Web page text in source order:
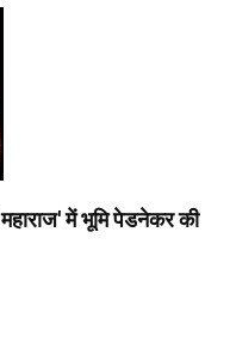
में भूमि पेडनेकर की